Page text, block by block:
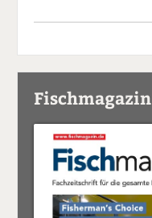
Fischmagazin